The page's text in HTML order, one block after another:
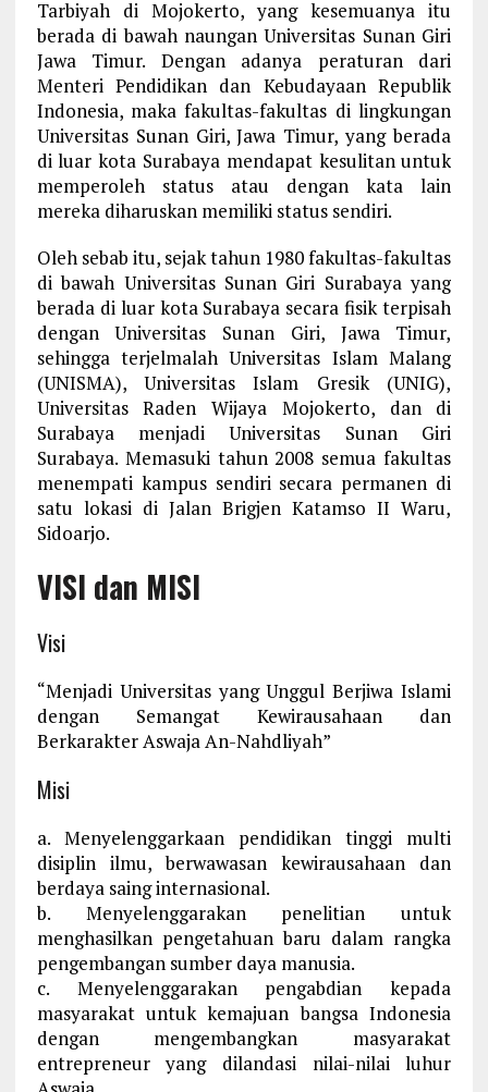
Tarbiyah di Mojokerto, yang kesemuanya itu
berada di bawah naungan Universitas Sunan Giri
Jawa Timur. Dengan adanya peraturan dari
Menteri Pendidikan dan Kebudayaan Republik
Indonesia, maka fakultas-fakultas di lingkungan
Universitas Sunan Giri, Jawa Timur, yang berada
di luar kota Surabaya mendapat kesulitan untuk
memperoleh status atau dengan kata lain
mereka diharuskan memiliki status sendiri.
Oleh sebab itu, sejak tahun 1980 fakultas-fakultas
di bawah Universitas Sunan Giri Surabaya yang
berada di luar kota Surabaya secara fisik terpisah
dengan Universitas Sunan Giri, Jawa Timur,
sehingga terjelmalah Universitas Islam Malang
(UNISMA), Universitas Islam Gresik (UNIG),
Universitas Raden Wijaya Mojokerto, dan di
Surabaya menjadi Universitas Sunan Giri
Surabaya. Memasuki tahun 2008 semua fakultas
menempati kampus sendiri secara permanen di
satu lokasi di Jalan Brigjen Katamso II Waru,
Sidoarjo.
VISI dan MISI
Visi
“Menjadi Universitas yang Unggul Berjiwa Islami
dengan Semangat Kewirausahaan dan
Berkarakter Aswaja An-Nahdliyah”
Misi
a. Menyelenggarkaan pendidikan tinggi multi
disiplin ilmu, berwawasan kewirausahaan dan
berdaya saing internasional.
b. Menyelenggarakan penelitian untuk
menghasilkan pengetahuan baru dalam rangka
pengembangan sumber daya manusia.
c. Menyelenggarakan pengabdian kepada
masyarakat untuk kemajuan bangsa Indonesia
dengan mengembangkan masyarakat
entrepreneur yang dilandasi nilai-nilai luhur